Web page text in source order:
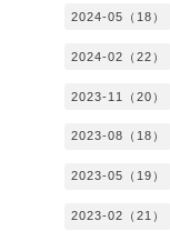
2024-05（18）
2024-02（22）
2023-11（20）
2023-08（18）
2023-05（19）
2023-02（21）